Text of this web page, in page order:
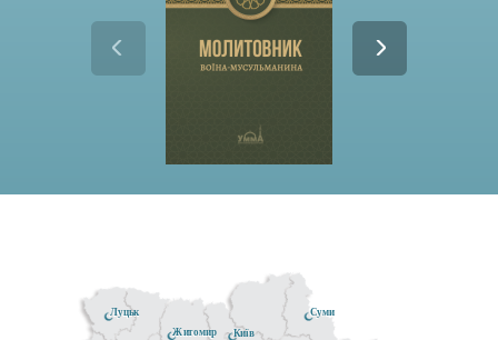
Житомир Київ
Луцьк Суми